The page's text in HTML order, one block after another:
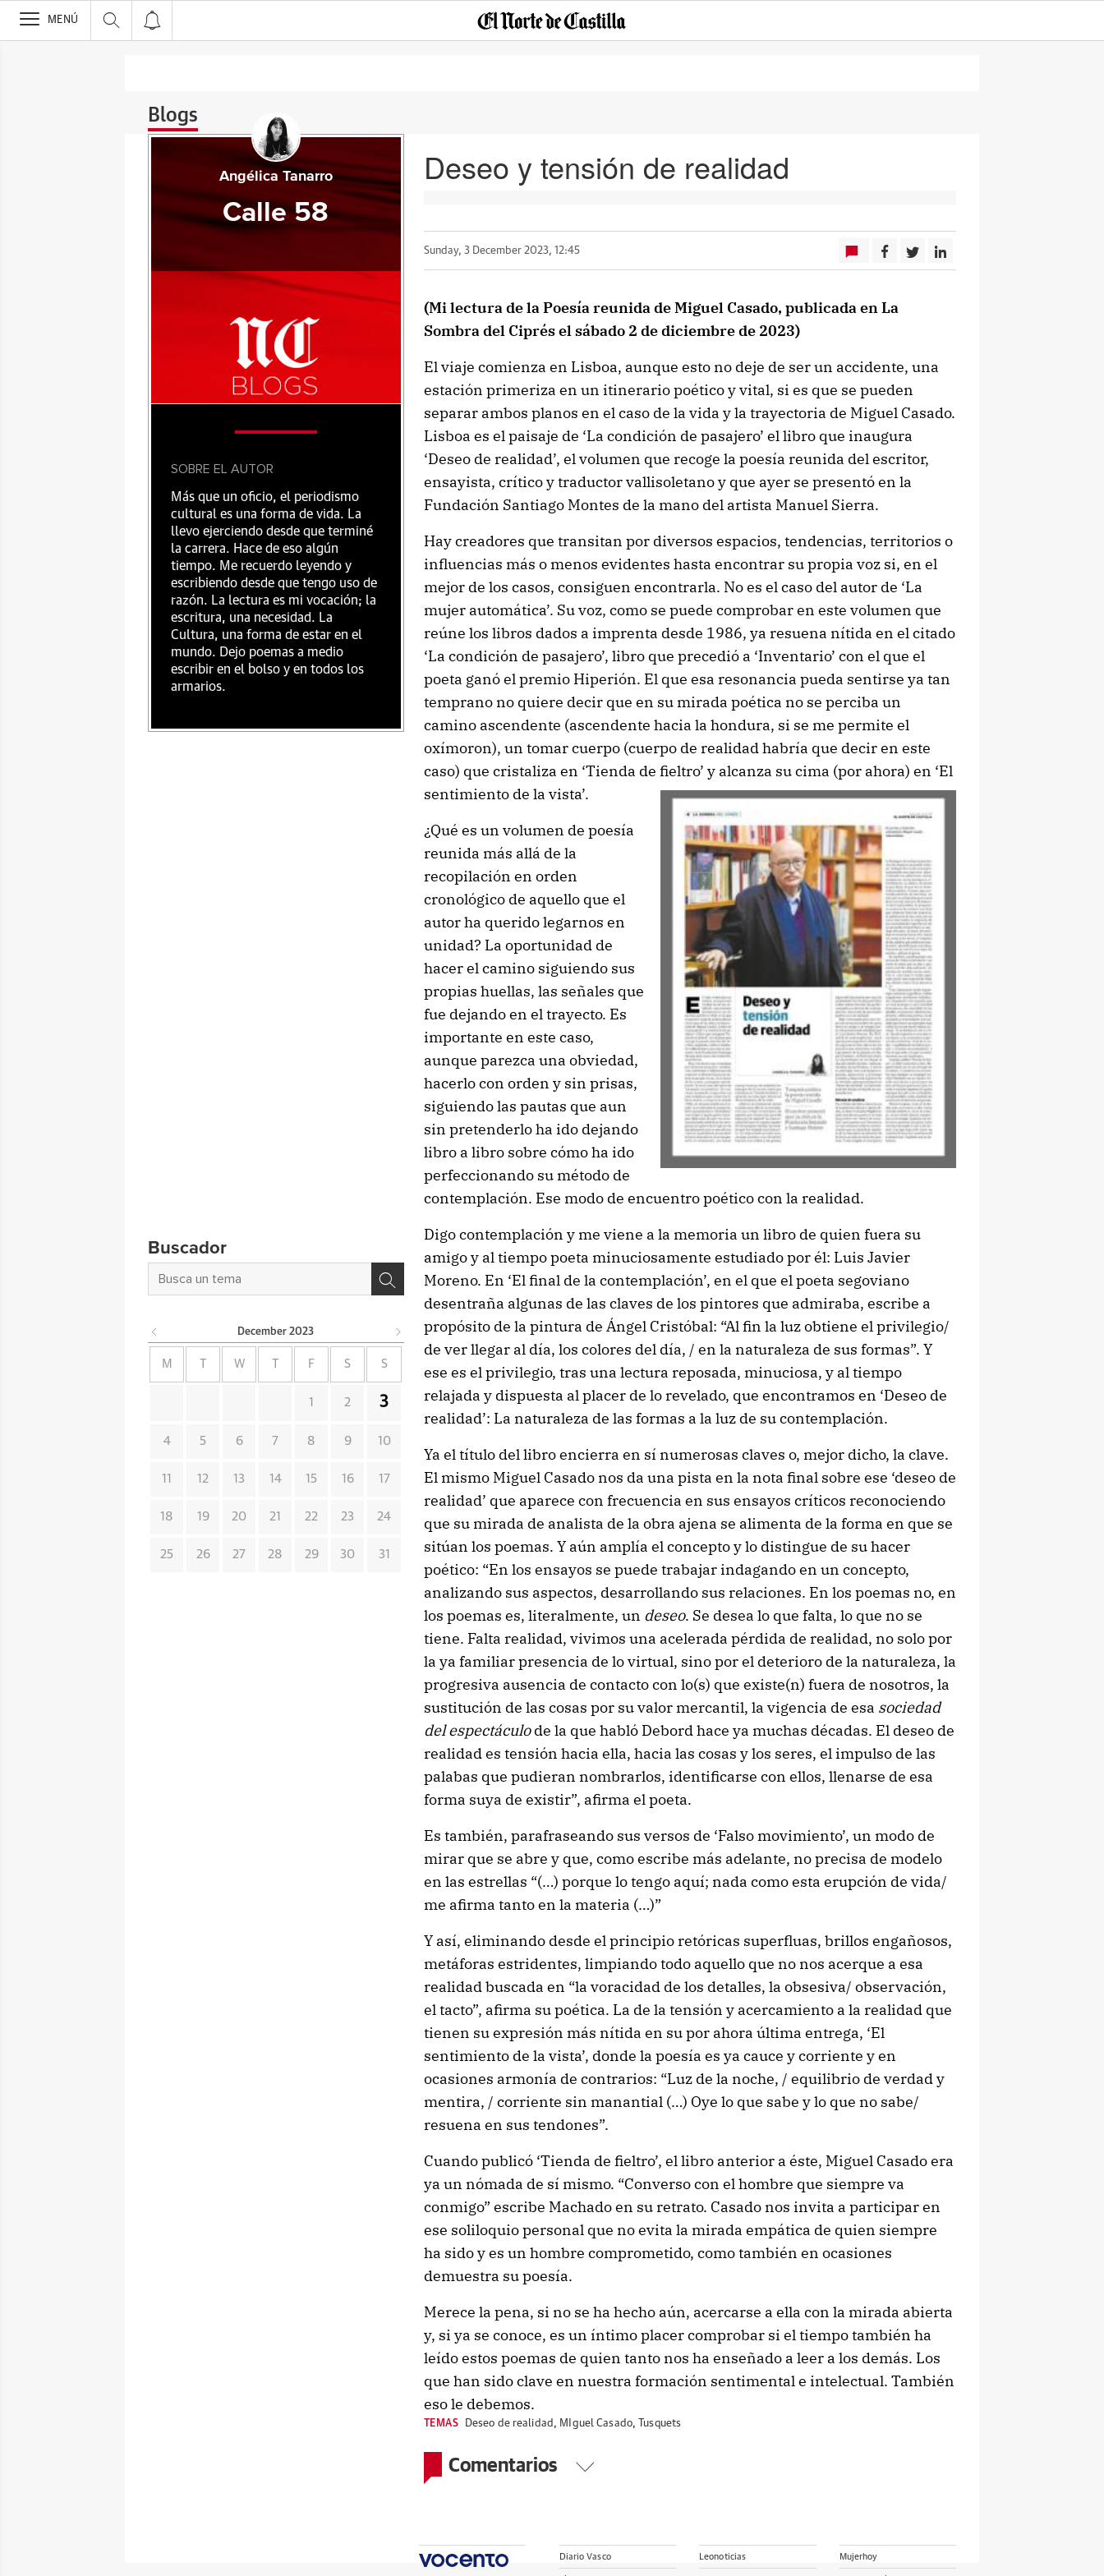
>
MENÚ
Blogs
Deseo y tensión de realidad
Sunday, 3 December 2023, 12:45
(Mi lectura de la Poesía reunida de Miguel Casado, publicada en La
Sombra del Ciprés el sábado 2 de diciembre de 2023)
El viaje comienza en Lisboa, aunque esto no deje de ser un accidente, una
estación primeriza en un itinerario poético y vital, si es que se pueden
separar ambos planos en el caso de la vida y la trayectoria de Miguel Casado.
Lisboa es el paisaje de ‘La condición de pasajero’ el libro que inaugura
‘Deseo de realidad’, el volumen que recoge la poesía reunida del escritor,
ensayista, crítico y traductor vallisoletano y que ayer se presentó en la
Fundación Santiago Montes de la mano del artista Manuel Sierra.
Hay creadores que transitan por diversos espacios, tendencias, territorios o
influencias más o menos evidentes hasta encontrar su propia voz si, en el
mejor de los casos, consiguen encontrarla. No es el caso del autor de ‘La
mujer automática’. Su voz, como se puede comprobar en este volumen que
reúne los libros dados a imprenta desde 1986, ya resuena nítida en el citado
‘La condición de pasajero’, libro que precedió a ‘Inventario’ con el que el
poeta ganó el premio Hiperión. El que esa resonancia pueda sentirse ya tan
temprano no quiere decir que en su mirada poética no se perciba un
camino ascendente (ascendente hacia la hondura, si se me permite el
oxímoron), un tomar cuerpo (cuerpo de realidad habría que decir en este
caso) que cristaliza en ‘Tienda de fieltro’ y alcanza su cima (por ahora) en ‘El
sentimiento de la vista’.
¿Qué es un volumen de poesía
reunida más allá de la
recopilación en orden
cronológico de aquello que el
autor ha querido legarnos en
unidad? La oportunidad de
hacer el camino siguiendo sus
propias huellas, las señales que
fue dejando en el trayecto. Es
importante en este caso,
aunque parezca una obviedad,
hacerlo con orden y sin prisas,
siguiendo las pautas que aun
sin pretenderlo ha ido dejando
libro a libro sobre cómo ha ido
perfeccionando su método de
contemplación. Ese modo de encuentro poético con la realidad.
Digo contemplación y me viene a la memoria un libro de quien fuera su
amigo y al tiempo poeta minuciosamente estudiado por él: Luis Javier
Moreno. En ‘El final de la contemplación’, en el que el poeta segoviano
desentraña algunas de las claves de los pintores que admiraba, escribe a
propósito de la pintura de Ángel Cristóbal: “Al fin la luz obtiene el privilegio/
de ver llegar al día, los colores del día, / en la naturaleza de sus formas”. Y
ese es el privilegio, tras una lectura reposada, minuciosa, y al tiempo
relajada y dispuesta al placer de lo revelado, que encontramos en ‘Deseo de
realidad’: La naturaleza de las formas a la luz de su contemplación.
Ya el título del libro encierra en sí numerosas claves o, mejor dicho, la clave.
El mismo Miguel Casado nos da una pista en la nota final sobre ese ‘deseo de
realidad’ que aparece con frecuencia en sus ensayos críticos reconociendo
que su mirada de analista de la obra ajena se alimenta de la forma en que se
sitúan los poemas. Y aún amplía el concepto y lo distingue de su hacer
poético: “En los ensayos se puede trabajar indagando en un concepto,
analizando sus aspectos, desarrollando sus relaciones. En los poemas no, en
los poemas es, literalmente, un deseo. Se desea lo que falta, lo que no se
tiene. Falta realidad, vivimos una acelerada pérdida de realidad, no solo por
la ya familiar presencia de lo virtual, sino por el deterioro de la naturaleza, la
progresiva ausencia de contacto con lo(s) que existe(n) fuera de nosotros, la
sustitución de las cosas por su valor mercantil, la vigencia de esa sociedad
del espectáculode la que habló Debord hace ya muchas décadas. El deseo de
realidad es tensión hacia ella, hacia las cosas y los seres, el impulso de las
palabas que pudieran nombrarlos, identificarse con ellos, llenarse de esa
forma suya de existir”, afirma el poeta.
Es también, parafraseando sus versos de ‘Falso movimiento’, un modo de
mirar que se abre y que, como escribe más adelante, no precisa de modelo
en las estrellas “(…) porque lo tengo aquí; nada como esta erupción de vida/
me afirma tanto en la materia (…)”
Y así, eliminando desde el principio retóricas superfluas, brillos engañosos,
metáforas estridentes, limpiando todo aquello que no nos acerque a esa
realidad buscada en “la voracidad de los detalles, la obsesiva/ observación,
el tacto”, afirma su poética. La de la tensión y acercamiento a la realidad que
tienen su expresión más nítida en su por ahora última entrega, ‘El
sentimiento de la vista’, donde la poesía es ya cauce y corriente y en
ocasiones armonía de contrarios: “Luz de la noche, / equilibrio de verdad y
mentira, / corriente sin manantial (…) Oye lo que sabe y lo que no sabe/
resuena en sus tendones”.
Cuando publicó ‘Tienda de fieltro’, el libro anterior a éste, Miguel Casado era
ya un nómada de sí mismo. “Converso con el hombre que siempre va
conmigo” escribe Machado en su retrato. Casado nos invita a participar en
ese soliloquio personal que no evita la mirada empática de quien siempre
ha sido y es un hombre comprometido, como también en ocasiones
demuestra su poesía.
Merece la pena, si no se ha hecho aún, acercarse a ella con la mirada abierta
y, si ya se conoce, es un íntimo placer comprobar si el tiempo también ha
leído estos poemas de quien tanto nos ha enseñado a leer a los demás. Los
que han sido clave en nuestra formación sentimental e intelectual. También
eso le debemos.
TEMAS Deseo de realidad , MIguel Casado, Tusquets
Comentarios
Angélica Tanarro
Calle 58
SOBRE EL AUTOR
Más que un oficio, el periodismo
cultural es una forma de vida. La
llevo ejerciendo desde que terminé
la carrera. Hace de eso algún
tiempo. Me recuerdo leyendo y
escribiendo desde que tengo uso de
razón. La lectura es mi vocación; la
escritura, una necesidad. La
Cultura, una forma de estar en el
mundo. Dejo poemas a medio
escribir en el bolso y en todos los
armarios.
Buscador
December 2023
M W F S S
1 2 3
4 5 6 7 8 9 10
11 12 13 14 15 16 17
18 19 20 21 22 23 24
25 26 27 28 29 30 31
Diario Vasco Leonoticias Mujerhoy